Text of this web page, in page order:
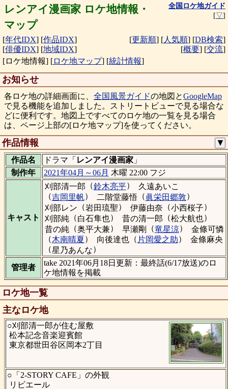
レンアイ漫画家 ロケ地情報・
マップ
全国ロケ地ガイド
[▽]
[年代IDX] [作品IDX]
[俳優IDX] [地域IDX]
[更新順] [人気順] [DB検索]
[概要] [交流]
[ロケ地情報] [ロケ地マップ] [統計情報]
お知らせ
各ロケ地の詳細画面に、 全国風景ガイドの地図とGoogleMap
で見る機能を追加しました。ストリートビューで見る場合な
どに便利です。地図上ですべてのロケ地の一覧を見る場合
は、ページ上部の[ロケ地マップ]を使ってください。
作品情報 ▼
作品名 ドラマ「 レンアイ漫画家」
制作年
2021年04月～06月 木曜 22:00 フジ
キャスト
刈部清一郎 （鈴木亮平）
久遠あいこ
（吉岡里帆） 二階堂藤悟（眞栄田郷敦）
刈部レン （岩田琉聖） 伊藤由奈 （小西桜子）
刈部純 （白石隼也） 昔の清一郎 （松大航也）
昔の純 （奥平大兼） 早瀬剛 （竜星涼）
金條可憐
（木南晴夏） 向後達也 （ 片岡愛之助）
金條麻央
（星乃あんな）
管理者
take 2021年06月18日更新：最終話(6/17放送)のロ
ケ地情報を掲載
ロケ地一覧
主なロケ地
○刈部清一郎が住む屋敷
松本記念音楽迎賓館
東京都世田谷区岡本2丁目
○「2-STORY CAFE」の外観
リビエール